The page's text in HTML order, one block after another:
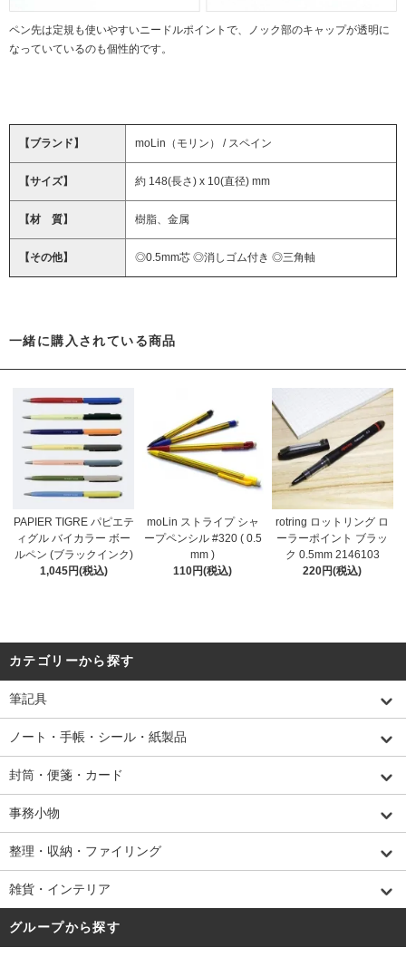
ペン先は定規も使いやすいニードルポイントで、ノック部のキャップが透明に
なっていているのも個性的です。
【ブランド】 moLin（モリン） / スペイン
【サイズ】 約 148(長さ) x 10(直径) mm
【材 質】 樹脂、金属
【その他】 ◎0.5mm芯 ◎消しゴム付き ◎三角軸
一緒に購入されている商品
PAPIER TIGRE パピエテ
ィグル バイカラー ボー
ルペン (ブラックインク)
1,045円(税込)
moLin ストライプ シャ
ープペンシル #320 ( 0.5
mm )
110円(税込)
rotring ロットリング ロ
ーラーポイント ブラッ
ク 0.5mm 2146103
220円(税込)
カテゴリーから探す
筆記具
ノート・手帳・シール・紙製品
封筒・便箋・カード
事務小物
整理・収納・ファイリング
雑貨・インテリア
グループから探す